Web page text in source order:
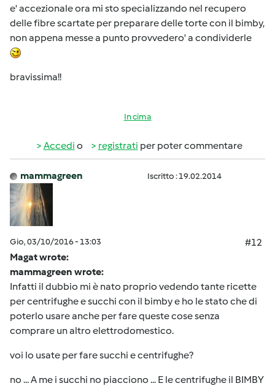
e' accezionale ora mi sto specializzando nel recupero
delle fibre scartate per preparare delle torte con il bimby,
non appena messe a punto provvedero' a condividerle
bravissima!!
In cima
Accedi o registrati per poter commentare
mammagreen Iscritto : 19.02.2014
Gio, 03/10/2016 - 13:03
#12
Magat wrote:
mammagreen wrote:
Infatti il dubbio mi è nato proprio vedendo tante ricette
per centrifughe e succhi con il bimby e ho le stato che di
poterlo usare anche per fare queste cose senza
comprare un altro elettrodomestico.
voi lo usate per fare succhi e centrifughe?
no ... A me i succhi no piacciono ... E le centrifughe il BIMBY